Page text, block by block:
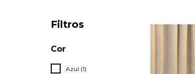
Filtros
Cor
Azul (1)